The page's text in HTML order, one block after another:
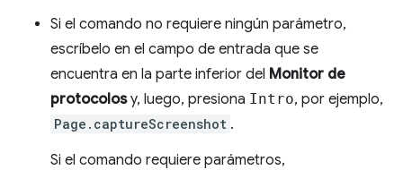
Si el comando no requiere ningún parámetro,
escríbelo en el campo de entrada que se
encuentra en la parte inferior del Monitor de
protocolosy, luego, presiona Intro, por ejemplo,
Page.captureScreenshot .
Si el comando requiere parámetros,